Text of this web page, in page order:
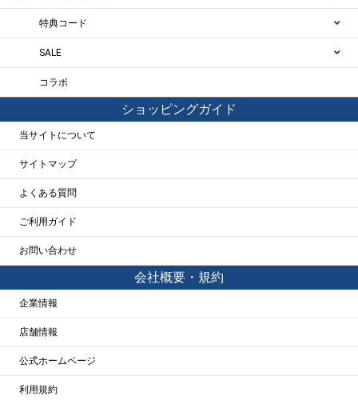
特典コード
SALE
コラボ
ショッピングガイド
当サイトについて
サイトマップ
よくある質問
ご利用ガイド
お問い合わせ
会社概要・規約
企業情報
店舗情報
公式ホームページ
利用規約